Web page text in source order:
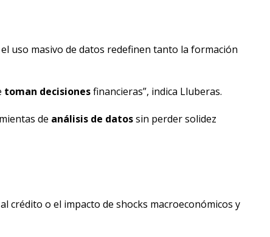
uso masivo de datos redefinen tanto la formación
toman decisionesfinancieras”, indica Lluberas.
de análisis de datossin perder solidez
crédito o el impacto de shocks macroeconómicos y